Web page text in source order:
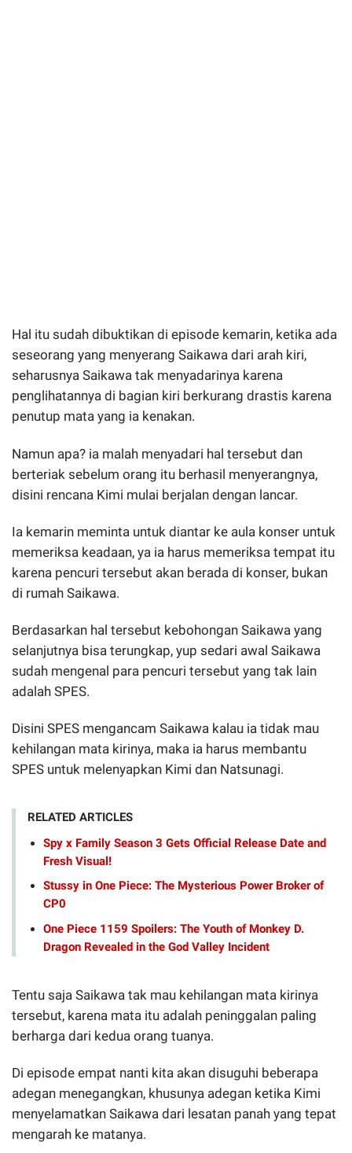
Hal itu sudah dibuktikan di episode kemarin, ketika ada
seseorang yang menyerang Saikawa dari arah kiri,
seharusnya Saikawa tak menyadarinya karena
penglihatannya di bagian kiri berkurang drastis karena
penutup mata yang ia kenakan.
Namun apa? ia malah menyadari hal tersebut dan
berteriak sebelum orang itu berhasil menyerangnya,
disini rencana Kimi mulai berjalan dengan lancar.
Ia kemarin meminta untuk diantar ke aula konser untuk
memeriksa keadaan, ya ia harus memeriksa tempat itu
karena pencuri tersebut akan berada di konser, bukan
di rumah Saikawa.
Berdasarkan hal tersebut kebohongan Saikawa yang
selanjutnya bisa terungkap, yup sedari awal Saikawa
sudah mengenal para pencuri tersebut yang tak lain
adalah SPES.
Disini SPES mengancam Saikawa kalau ia tidak mau
kehilangan mata kirinya, maka ia harus membantu
SPES untuk melenyapkan Kimi dan Natsunagi.
RELATED ARTICLES
Spy x Family Season 3 Gets Official Release Date and
Fresh Visual!
Stussy in One Piece: The Mysterious Power Broker of
CP0
One Piece 1159 Spoilers: The Youth of Monkey D.
Dragon Revealed in the God Valley Incident
Tentu saja Saikawa tak mau kehilangan mata kirinya
tersebut, karena mata itu adalah peninggalan paling
berharga dari kedua orang tuanya.
Di episode empat nanti kita akan disuguhi beberapa
adegan menegangkan, khusunya adegan ketika Kimi
menyelamatkan Saikawa dari lesatan panah yang tepat
mengarah ke matanya.